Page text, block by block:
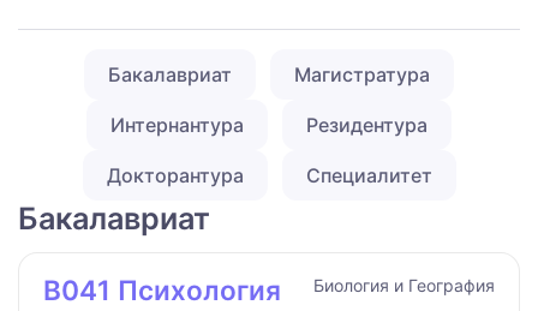
Бакалавриат Магистратура
Интернантура Резидентура
Докторантура Специалитет
Бакалавриат
B041 Психология Биология и География